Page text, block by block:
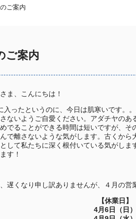
ご案内
ご案内
ま、こんにちは！
入ったというのに、今日は肌寒いです。
ないようご自愛ください。アダチヤの
でることができる時間は短いですが、そ
で離さないような気がします。古くから
して私たちに深く根付いている気がし
す！
遅くなり申し訳ありませんが、４月の営
【休業日】
4月6日（日）